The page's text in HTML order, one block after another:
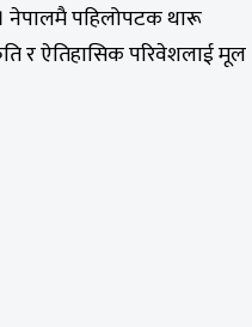
नेपालमै पहिलोपटक थारू
र ऐतिहासिक परिवेशलाई मूल